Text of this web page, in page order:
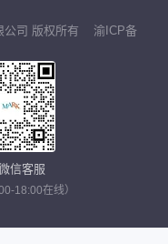
司 版权所有
渝ICP备
信客服
18:00在线）